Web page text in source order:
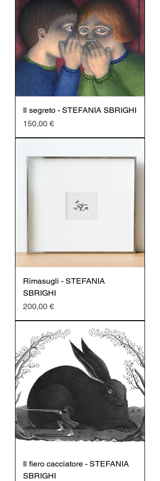
Il segreto - STEFANIA SBRIGHI
Prezzo
150,00 €
Rimasugli - STEFANIA
SBRIGHI
Prezzo
200,00 €
Il fiero cacciatore - STEFANIA
SBRIGHI